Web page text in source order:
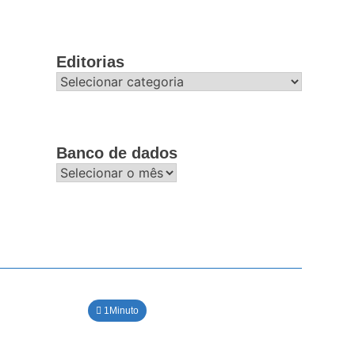
Editorias
Editorias
Banco de dados
Banco
1Minuto